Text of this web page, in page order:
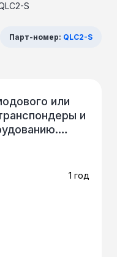
S
Парт-номер: QLC2-S
или
и
другой
1 год